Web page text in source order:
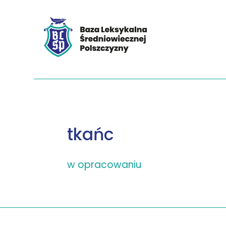
tkańc
w opracowaniu